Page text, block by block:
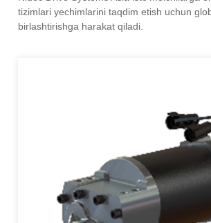
tizimlari yechimlarini taqdim etish uchun
birlashtirishga harakat qiladi.